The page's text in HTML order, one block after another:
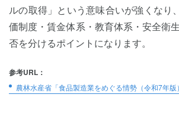
ルの取得」という意味合いが強くなり
価制度・賃金体系・教育体系・安全衛
否を分けるポイントになります。
参考URL：
農林水産省「食品製造業をめぐる情勢（令和7年版